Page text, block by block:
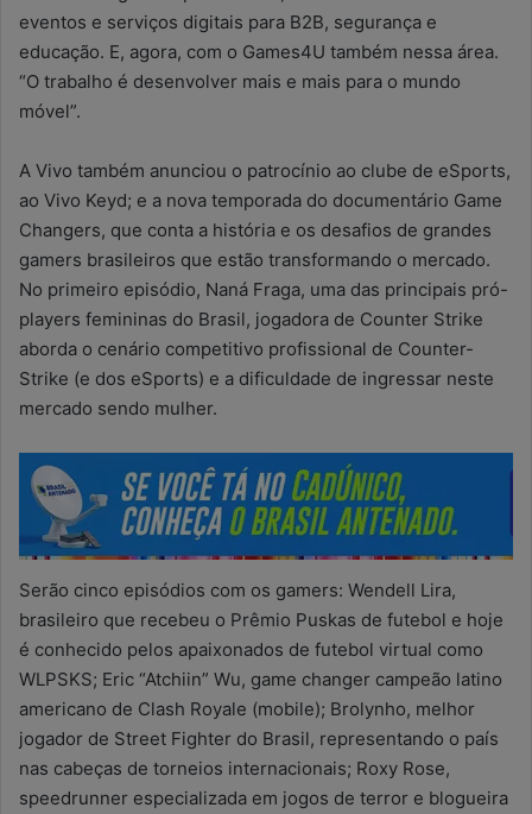
eventos e serviços digitais para B2B, segurança e
educação. E, agora, com o Games4U também nessa área.
“O trabalho é desenvolver mais e mais para o mundo
móvel”.
A Vivo também anunciou o patrocínio ao clube de eSports,
ao Vivo Keyd; e a nova temporada do documentário Game
Changers, que conta a história e os desafios de grandes
gamers brasileiros que estão transformando o mercado.
No primeiro episódio, Naná Fraga, uma das principais pró-
players femininas do Brasil, jogadora de Counter Strike
aborda o cenário competitivo profissional de Counter-
Strike (e dos eSports) e a dificuldade de ingressar neste
mercado sendo mulher.
Serão cinco episódios com os gamers: Wendell Lira,
brasileiro que recebeu o Prêmio Puskas de futebol e hoje
é conhecido pelos apaixonados de futebol virtual como
WLPSKS; Eric “Atchiin” Wu, game changer campeão latino
americano de Clash Royale (mobile); Brolynho, melhor
jogador de Street Fighter do Brasil, representando o país
nas cabeças de torneios internacionais; Roxy Rose,
speedrunner especializada em jogos de terror e blogueira